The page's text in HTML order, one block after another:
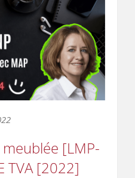
[LMP-
TVA [2022]